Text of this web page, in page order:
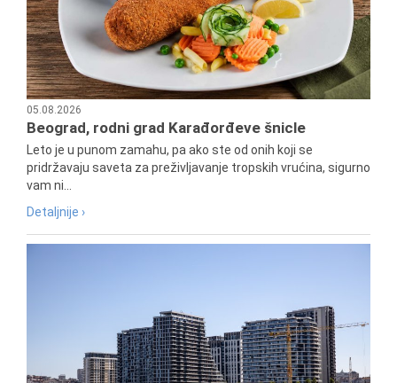
05.08.2026
Beograd, rodni grad Karađorđeve šnicle
Leto je u punom zamahu, pa ako ste od onih koji se
pridržavaju saveta za preživljavanje tropskih vrućina, sigurno
vam ni...
Detaljnije ›